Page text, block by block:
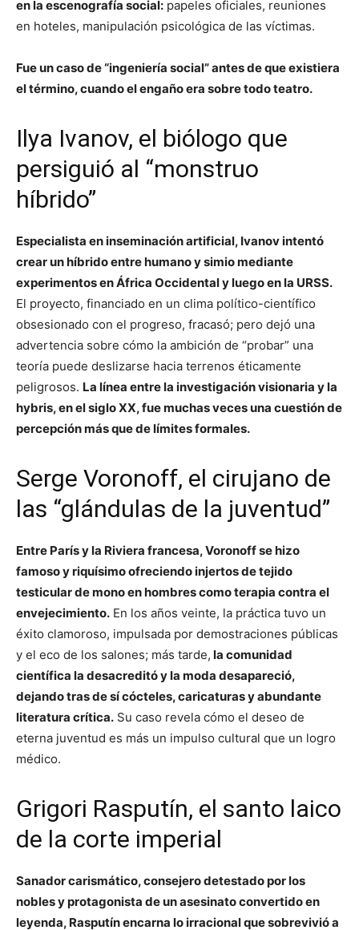
en la escenografía social: papeles oficiales, reuniones
en hoteles, manipulación psicológica de las víctimas.
Fue un caso de “ingeniería social” antes de que existiera
el término, cuando el engaño era sobre todo teatro.
Ilya Ivanov, el biólogo que
persiguió al “monstruo
híbrido”
Especialista en inseminación artificial, Ivanov intentó
crear un híbrido entre humano y simio mediante
experimentos en África Occidental y luego en la URSS.
El proyecto, financiado en un clima político-científico
obsesionado con el progreso, fracasó; pero dejó una
advertencia sobre cómo la ambición de “probar” una
teoría puede deslizarse hacia terrenos éticamente
peligrosos. La línea entre la investigación visionaria y la
hybris, en el siglo XX, fue muchas veces una cuestión de
percepción más que de límites formales.
Serge Voronoff, el cirujano de
las “glándulas de la juventud”
Entre París y la Riviera francesa, Voronoff se hizo
famoso y riquísimo ofreciendo injertos de tejido
testicular de mono en hombres como terapia contra el
envejecimiento. En los años veinte, la práctica tuvo un
éxito clamoroso, impulsada por demostraciones públicas
y el eco de los salones; más tarde, la comunidad
científica la desacreditó y la moda desapareció,
dejando tras de sí cócteles, caricaturas y abundante
literatura crítica. Su caso revela cómo el deseo de
eterna juventud es más un impulso cultural que un logro
médico.
Grigori Rasputín, el santo laico
de la corte imperial
Sanador carismático, consejero detestado por los
nobles y protagonista de un asesinato convertido en
leyenda, Rasputín encarna lo irracional que sobrevivió a